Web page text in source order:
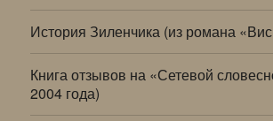
История Зиленчика (из романа
Книга отзывов на «Сетевой
2004 года)